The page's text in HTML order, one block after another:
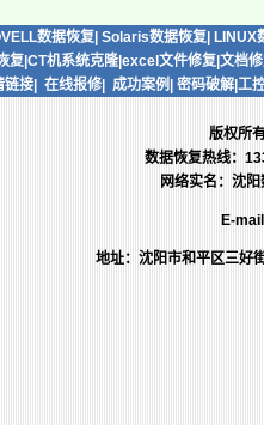
数据恢复| Solaris数据恢复| LINUX
复| CT机系统克隆|excel文件修复| 文档
链接| 在线报修| 成功案例 密码破解| 工
版权所
数据恢复热线：
网络实名：沈
E-
地址：沈阳市和平区三